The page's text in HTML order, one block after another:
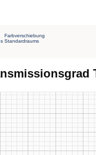
Farbverschiebung
Standardraums